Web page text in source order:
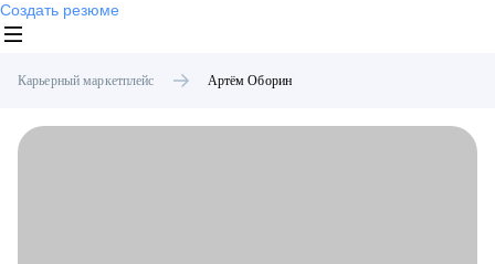
Создать резюме
Карьерный маркетплейс Артём Оборин